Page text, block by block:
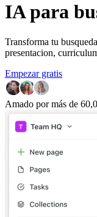
IA para
Transforma tu
presentacion,
Empezar gratis
Amado por más de